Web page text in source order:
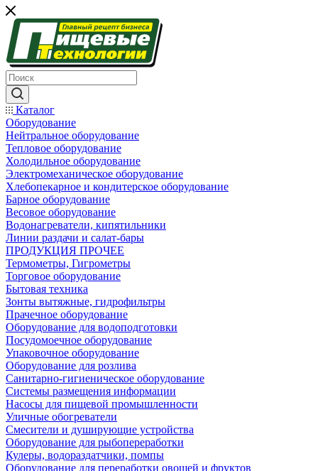
Каталог
Оборудование
Нейтральное оборудование
Тепловое оборудование
Холодильное оборудование
Электромеханическое оборудование
Хлебопекарное и кондитерское оборудование
Барное оборудование
Весовое оборудование
Водонагреватели, кипятильники
Линии раздачи и салат-бары
ПРОДУКЦИЯ ПРОЧЕЕ
Термометры, Гигрометры
Торговое оборудование
Бытовая техника
Зонты вытяжные, гидрофильтры
Прачечное оборудование
Оборудование для водоподготовки
Посудомоечное оборудование
Упаковочное оборудование
Оборудование для розлива
Санитарно-гигиеническое оборудование
Системы размещения информации
Насосы для пищевой промышленности
Уличные обогреватели
Смесители и душирующие устройства
Оборудование для рыбопереработки
Кулеры, водораздатчики, помпы
Оборудование для переработки овощей и фруктов